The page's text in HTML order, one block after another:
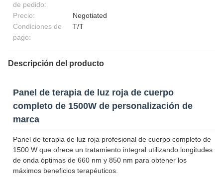
de pedido:
Precio:
Negotiated
Condiciones de
pago:
T/T
Descripción del producto
Panel de terapia de luz roja de cuerpo
completo de 1500W de personalización de
marca
Panel de terapia de luz roja profesional de cuerpo completo de
1500 W que ofrece un tratamiento integral utilizando longitudes
de onda óptimas de 660 nm y 850 nm para obtener los
máximos beneficios terapéuticos.